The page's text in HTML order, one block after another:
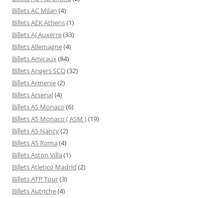
Billets AC Milan (4)
Billets AEK Athens(1)
Billets AJ Auxerre(33)
Billets Allemagne(4)
Billets Amicaux(84)
Billets Angers SCO(32)
Billets Armenie(2)
Billets Arsenal(4)
Billets AS Monaco (6)
Billets AS Monaco ( ASM )(19)
Billets AS Nancy(2)
Billets AS Roma (4)
Billets Aston Villa (1)
Billets Atletico Madrid (2)
Billets ATP Tour(3)
Billets Autriche(4)